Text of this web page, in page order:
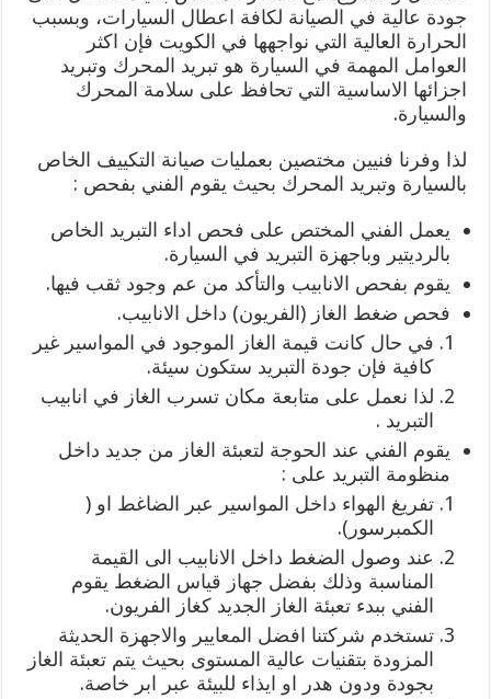
جودة عالية في الصيانة لكافة اعطال السيارات، وبسبب
الحرارة العالية التي نواجهها في الكويت فإن اكثر
العوامل المهمة في السيارة هو تبريد المحرك وتبريد
اجزائها الاساسية التي تحافظ على سلامة المحرك
والسيارة.
لذا وفرنا فنيين مختصين بعمليات صيانة التكييف الخاص
بالسيارة وتبريد المحرك بحيث يقوم الفني بفحص :
يعمل الفني المختص على فحص اداء التبريد الخاص
بالرديتير وباجهزة التبريد في السيارة.
يقوم بفحص الانابيب والتأكد من عم وجود ثقب فيها.
فحص ضغط الغاز (الفريون) داخل الانابيب.
في حال كانت قيمة الغاز الموجود في المواسير غير
كافية فإن جودة التبريد ستكون سيئة.
لذا نعمل على متابعة مكان تسرب الغاز في انابيب
التبريد .
يقوم الفني عند الحوجة لتعبئة الغاز من جديد داخل
منظومة التبريد على :
تفريغ الهواء داخل المواسير عبر الضاغط او (
الكمبرسور).
عند وصول الضغط داخل الانابيب الى القيمة
المناسبة وذلك بفضل جهاز قياس الضغط يقوم
الفني ببدء تعبئة الغاز الجديد كغاز الفريون.
تستخدم شركتنا افضل المعايير والاجهزة الحديثة
المزودة بتقنيات عالية المستوى بحيث يتم تعبئة الغاز
بجودة ودون هدر او ايذاء للبيئة عبر ابر خاصة.